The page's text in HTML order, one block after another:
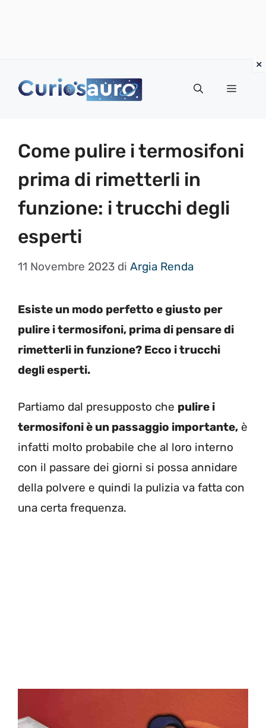
Menu
Come pulire i termosifoni
prima di rimetterli in
funzione: i trucchi degli
esperti
11 Novembre 2023 di Argia Renda
Esiste un modo perfetto e giusto per
pulire i termosifoni, prima di pensare di
rimetterli in funzione? Ecco i trucchi
degli esperti.
Partiamo dal presupposto che pulire i
termosifoni è un passaggio importante, è
infatti molto probabile che al loro interno
con il passare dei giorni si possa annidare
della polvere e quindi la pulizia va fatta con
una certa frequenza.